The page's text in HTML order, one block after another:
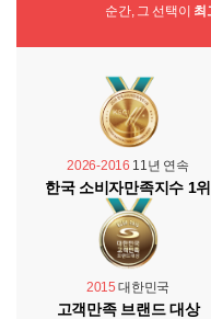
순간, 그 선택이 최
2026-2016 11년 연속
한국 소비자만족지수 1위
2015 대한민국
고객만족 브랜드 대상